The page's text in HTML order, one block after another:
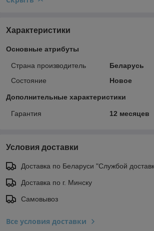
Характеристики
Основные атрибуты
Страна производитель
Беларусь
Состояние
Новое
Дополнительные характеристики
Гарантия 12 месяцев
Условия доставки
Доставка по Беларуси "Службой
Доставка по г. Минску
Самовывоз
Все условия доставки